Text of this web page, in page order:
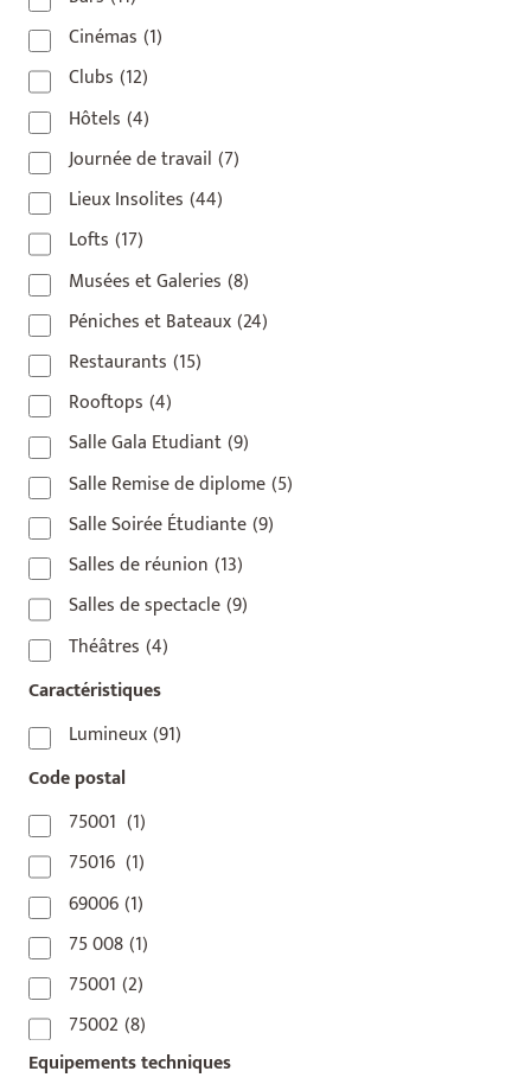
Cinémas (1)
Clubs (12)
Hôtels (4)
Journée de travail (7)
Lieux Insolites (44)
Lofts (17)
Musées et Galeries (8)
Péniches et Bateaux(24)
Restaurants (15)
Rooftops (4)
Salle Gala Etudiant(9)
Salle Remise de diplome(5)
Salle Soirée Étudiante(9)
Salles de réunion (13)
Salles de spectacle(9)
Théâtres (4)
Caractéristiques
Lumineux(91)
Code postal
75001 (1)
75016 (1)
69006(1)
75 008(1)
75001 (2)
75002 (8)
75003(1)
Equipements techniques